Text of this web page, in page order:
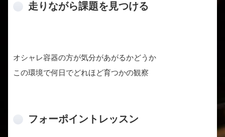
走りながら課題を見つける
オシャレ容器の方が気分があがるかどうか
この環境で何日でどれほど育つかの観察
フォーポイントレッスン